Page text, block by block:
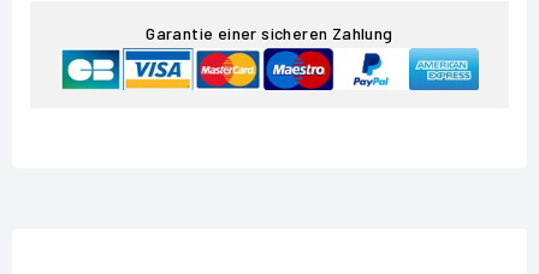
Garantie einer sicheren Zahlung